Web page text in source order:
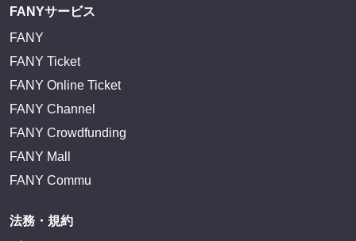
FANYサービス
FANY
FANY Ticket
FANY Online Ticket
FANY Channel
FANY Crowdfunding
FANY Mall
FANY Commu
法務・規約